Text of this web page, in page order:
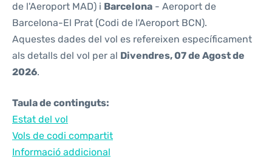
de l'Aeroport MAD) i Barcelona - Aeroport de
Barcelona-El Prat (Codi de l'Aeroport BCN).
Aquestes dades del vol es refereixen específicament
als detalls del vol per al Divendres, 07 de Agost de
2026.
Taula de continguts:
Estat del vol
Vols de codi compartit
Informació addicional